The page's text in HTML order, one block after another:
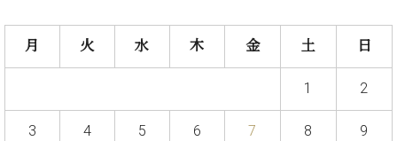
ン
ス
と
タ
ッ
音
達
ュ
荷
情
報
方
近
月 火 水 木 金 土 日
1 2
3 4 5 6 7 8 9